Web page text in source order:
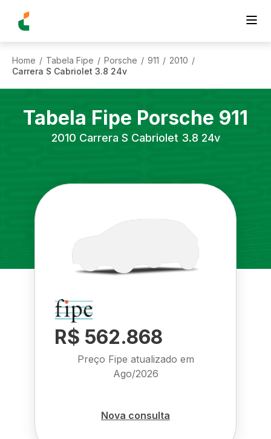
Home / Tabela Fipe / Porsche / 911 / 2010 /
Carrera S Cabriolet 3.8 24v
Tabela Fipe Porsche 911
2010 Carrera S Cabriolet 3.8 24v
R$ 562.868
Preço Fipe atualizado em
Ago/2026
Nova consulta